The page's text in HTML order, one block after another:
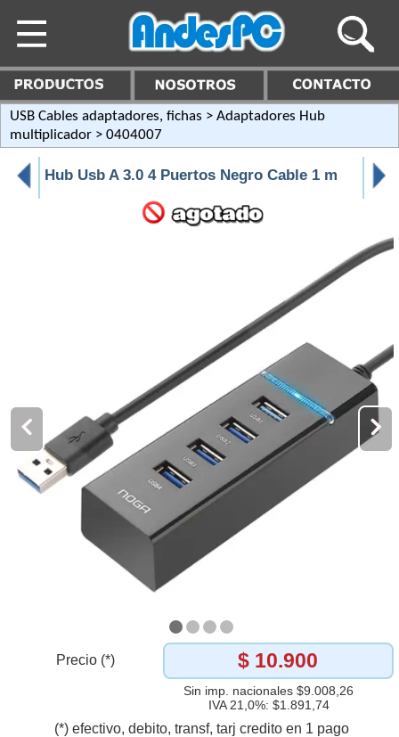
USB Cables adaptadores, fichas > Adaptadores Hub
multiplicador > 0404007
Hub Usb A 3.0 4 Puertos Negro Cable 1 m
Precio (*) $ 10.900
Sin imp. nacionales $9.008,26
IVA 21,0%: $1.891,74
(*) efectivo, debito, transf, tarj credito en 1 pago